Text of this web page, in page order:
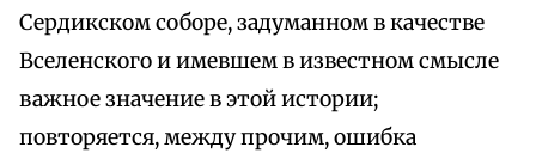
Сердикском соборе, задуманном в качестве
Вселенского и имевшем в известном смысле
важное значение в этой истории;
повторяется, между прочим, ошибка